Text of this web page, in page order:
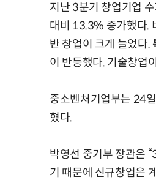
지난 3분기 창업기업
대비 13.3% 증가했다.
반 창업이 크게 늘었다
이 반등했다. 기술창업
중소벤처기업부는 24
혔다.
박영선 중기부 장관은
기 때문에 신규창업은